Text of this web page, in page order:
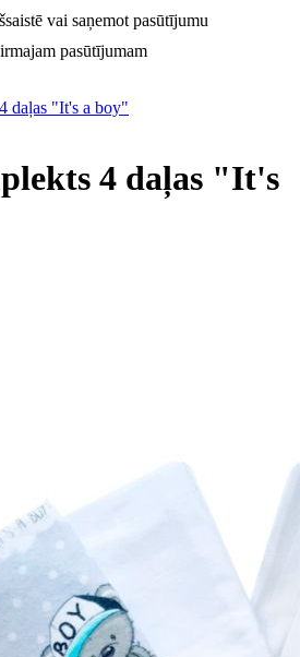
vai saņemot pasūtījumu
pasūtījumam
daļas "It's a boy"
4 daļas "It's